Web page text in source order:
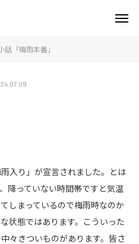
話「梅雨本番」
入り」が宣言されました。とは
降っていない時間帯ですと気温
しまっているので梅雨時なのか
状態ではあります。こういった
々きついものがあります。皆さ